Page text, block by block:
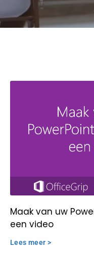
Maak van uw
een video
Lees meer >